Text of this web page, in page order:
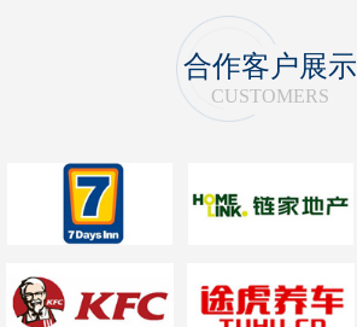
合作客户展示
CUSTOMERS